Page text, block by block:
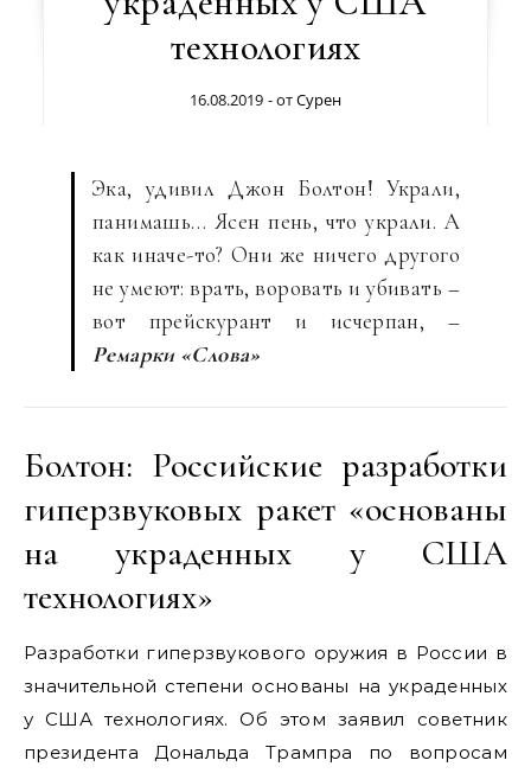
технологиях
16.08.2019 - отСурен
Эка, удивил Джон Болтон! Украли,
панимашь… Ясен пень, что украли. А
как иначе-то? Они же ничего другого
не умеют: врать, воровать и убивать –
вот прейскурант и исчерпан, –
Ремарки «Слова»
Болтон: Российские разработки
гиперзвуковых ракет «основаны
на украденных у США
технологиях»
Разработки гиперзвукового оружия в России в
значительной степени основаны на украденных
у США технологиях. Об этом заявил советник
президента Дональда Трампра по вопросам